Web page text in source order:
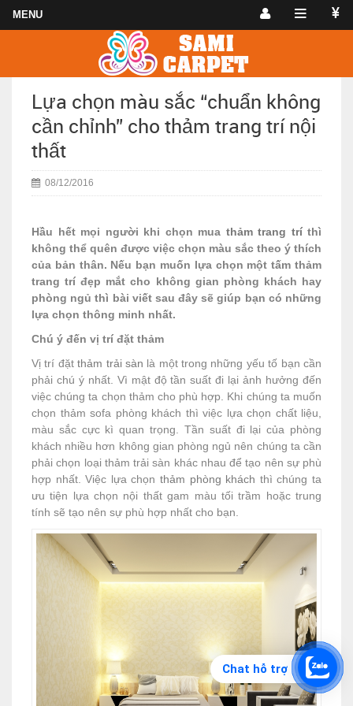
Lựa chọn màu sắc “chuẩn không
cần chỉnh” cho thảm trang trí nội
thất
08/12/2016
Hầu hết mọi người khi chọn mua thảm trang tríthì
không thể quên được việc chọn màu sắc theo ý thích
của bản thân. Nếu bạn muốn lựa chọn một tấm thảm
trang trí đẹp mắt cho không gian phòng khách hay
phòng ngủ thì bài viết sau đây sẽ giúp bạn có những
lựa chọn thông minh nhất.
Chú ý đến vị trí đặt thảm
Vị trí đặtthảm trải sàn là một trong những yếu tố bạn cần
phải chú ý nhất. Vì mật độ tần suất đi lại ảnh hưởng đến
việc chúng ta chọn thảm cho phù hợp. Khi chúng ta muốn
chọn thảm sofa phòng khách thì việc lựa chọn chất liệu,
màu sắc cực kì quan trọng. Tần suất đi lại của phòng
khách nhiều hơn không gian phòng ngủ nên chúng ta cần
phải chọn loại thảm trải sàn khác nhau để tạo nên sự phù
hợp nhất. Việc lựa chọn thảm phòng khách thì chúng ta
ưu tiện lựa chọn nội thất gam màu tối trầm hoặc trung
tính sẽ tạo nên sự phù hợp nhất cho bạn.
Chat hỗ trợ